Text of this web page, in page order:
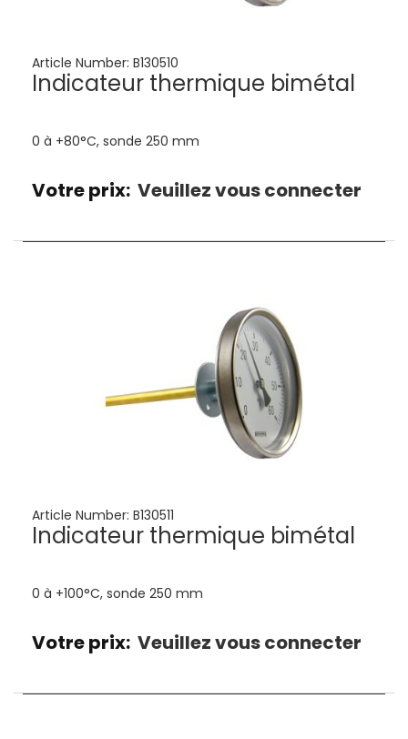
Article Number: B130510
Indicateur thermique bimétal
0 à +80°C, sonde 250 mm
Votre prix: Veuillez vous connecter
Article Number: B130511
Indicateur thermique bimétal
0 à +100°C, sonde 250 mm
Votre prix: Veuillez vous connecter